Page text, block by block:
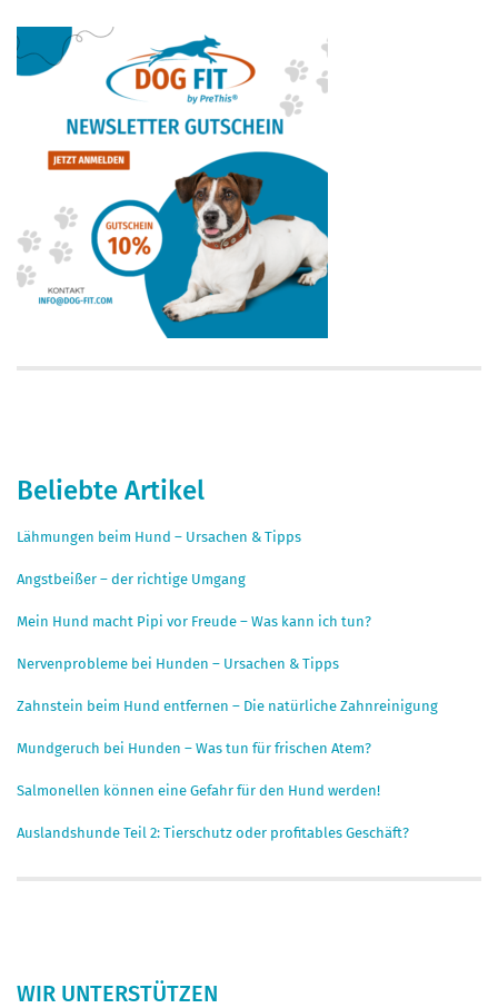
Beliebte Artikel
Lähmungen beim Hund – Ursachen & Tipps
Angstbeißer – der richtige Umgang
Mein Hund macht Pipi vor Freude – Was kann ich tun?
Nervenprobleme bei Hunden – Ursachen & Tipps
Zahnstein beim Hund entfernen – Die natürliche Zahnreinigung
Mundgeruch bei Hunden – Was tun für frischen Atem?
Salmonellen können eine Gefahr für den Hund werden!
Auslandshunde Teil 2: Tierschutz oder profitables Geschäft?
WIR UNTERSTÜTZEN